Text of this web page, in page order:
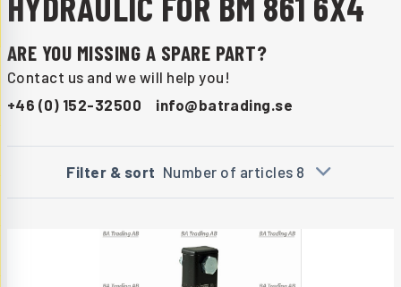
ARE YOU MISSING A SPARE PART?
Contact us and we will help you!
+46 (0) 152-32500
info@batrading.se
Filter & sort Number of articles 8